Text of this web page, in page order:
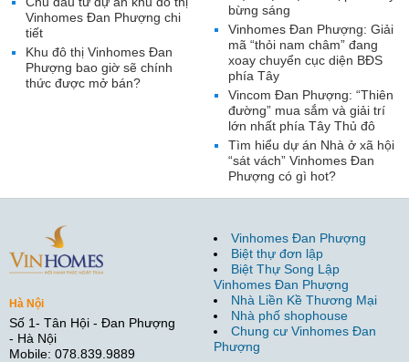
bừng sáng
Vinhomes Đan Phượng: Giải
mã “thỏi nam châm” đang
xoay chuyển cục diện BĐS
phía Tây
Vincom Đan Phượng: “Thiên
đường” mua sắm và giải trí
lớn nhất phía Tây Thủ đô
Tìm hiểu dự án Nhà ở xã hội
“sát vách” Vinhomes Đan
Phượng có gì hot?
Vinhomes Đan Phượng chi
tiết
Khu đô thị Vinhomes Đan
Phượng bao giờ sẽ chính
thức được mở bán?
Hà Nội
Số 1- Tân Hội - Đan Phượng
- Hà Nội
Mobile: 078.839.9889
Vinhomes Đan Phượng
Biệt thự đơn lập
Biệt Thự Song Lập
Vinhomes Đan Phượng
Nhà Liền Kề Thương Mại
Nhà phố shophouse
Chung cư Vinhomes Đan
Phượng